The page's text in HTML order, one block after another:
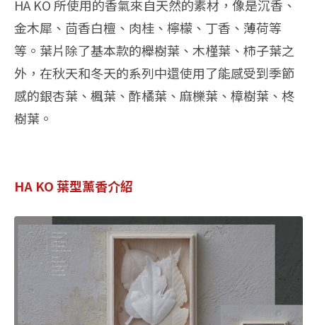
HA KO 所使用的香氣來自天然的素材，像是沉香、
金木犀、茴香白檀、肉桂、檸檬、丁香、薄荷等
等。葉片除了基本款的櫸樹葉、木槿葉、柿子葉之
外，在秋天和冬天的系列中還使用了能感受到季節
感的銀杏葉、楓葉、酢橘葉、麻櫟葉、樟樹葉、柊
樹葉。
HA KO 葉型薰香介紹